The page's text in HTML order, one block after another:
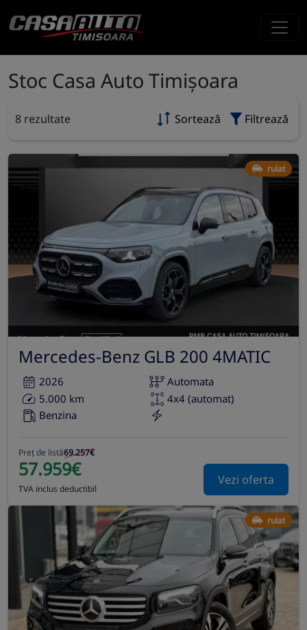
Stoc Casa Auto Timișoara
8 rezultate Sortează Filtrează
rulat
Mercedes-Benz GLB 200 4MATIC
2026
Automata
5.000 km
4x4 (automat)
Benzina
Preț de listă69.257€
57.959€
TVA inclus deductibil
Vezi oferta
rulat